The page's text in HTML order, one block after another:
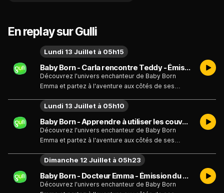
En replay sur Gulli
Baby Born - Carla rencontre Teddy - Émission du lundi 13 juillet
Découvrez l'univers enchanteur de Baby Born
Emma et partez à l'aventure aux côtés de ses
Berta, sa meilleure amie Eva et toute une joyeuse
l'imagination n'o
Lundi 13 Juillet à 05h15
Baby Born - Apprendre à utiliser les couverts - Émission du lundi 13 juillet
Découvrez l'univers enchanteur de Baby Born
Emma et partez à l'aventure aux côtés de ses
Berta, sa meilleure amie Eva et toute une joyeuse
bande ! Explorez un monde magique où l'amitié et
l'imagination n'o
Lundi 13 Juillet à 05h10
Baby Born - Docteur Emma - Émission du dimanche 12 juillet
Découvrez l'univers enchanteur de Baby Born
Dimanche 12 Juillet à 05h23